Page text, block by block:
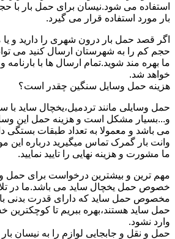
استفاده می شود.نیسان برای حمل بار با
بار مورد استفاده قرار می گیرد.
اگر قصد حمل بار درون شهری را دارید و یا
حجم کم را به شهرستان ارسال کنید می
ما بهره مند شوید.تمام ارسال ها با بارنامه
خواهد شد.
هزینه حمل وسایل سنگین چقدر است؟
حمل وسایلی مانند تردمیل،یخچال ساید با
و...بسیار مشکل است و هزینه حمل این
می باشد و معمولا به تعداد طبقات بستگی
وانت بار گمرک تماس میگیرید درباره این
ما مشورت و هزینه نهایی را تایید نمایید.
مهم ترین و بیشترین درخواست برای حمل
خصوص حمل یخچال ساید می باشد.ما در
مخصوص حمل ساید که دارای قدرت بدنی
حمل ساید هستند،بهره ببریم تا کوچکترین
وارد نشود.
حمل و نقل و جابجایی لوازم را به نیسان